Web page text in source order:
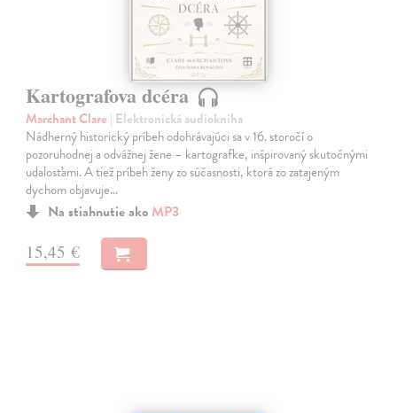
Kartografova dcéra
Marchant Clare | Elektronická audiokniha
Nádherný historický príbeh odohrávajúci sa v 16. storočí o
pozoruhodnej a odvážnej žene – kartografke, inšpirovaný skutočnými
udalosťami. A tiež príbeh ženy zo súčasnosti, ktorá zo zatajeným
dychom objavuje…
Na stiahnutie ako MP3
15,45 €